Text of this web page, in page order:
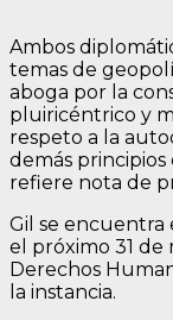
Ambos
temas de
aboga por la
pluiricéntrico y
respeto a la
demás
refiere nota de
Gil se encuentra
el próximo 31 de
Derechos
la instancia.